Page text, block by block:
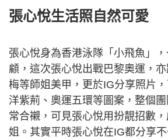
張心悅生活照自然可愛
張心悅身為香港泳隊「小飛魚」
顧，這次張心悅出戰巴黎奧運，
梅等師姐美甲，更於IG分享照片
洋紫荊、奧運五環等圖案，整個
常合襯，可見張心悅用扮靚招數
姐。其實平時張心悅在IG都分享